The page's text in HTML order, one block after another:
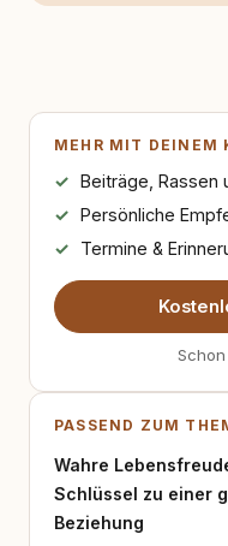
MEHR MIT DEINEM
Beiträge, Rassen
Persönliche
Termine &
PASSEND ZUM
Wahre
Schlüssel zu einer
Beziehung